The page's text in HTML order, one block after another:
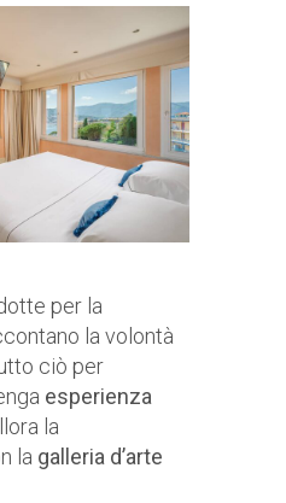
per la
la volontà
ciò per
esperienza
la
la galleria d’arte